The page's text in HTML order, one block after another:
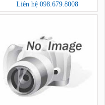
Liên hệ 098.679.8008